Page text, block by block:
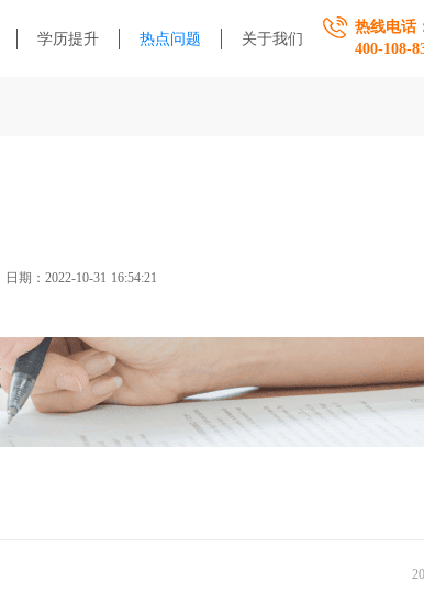
学历提升 热点问题 关于我们
热线电话
400-108-
日期：2022-10-31 16:54:21